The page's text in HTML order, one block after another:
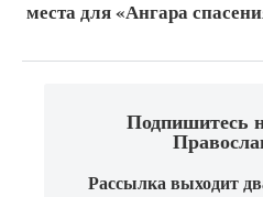
места для «Ангара
Подпишитесь
Рассылка выходит